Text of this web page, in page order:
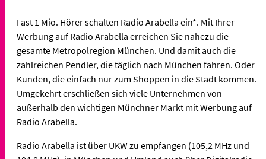
Fast 1 Mio. Hörer schalten Radio Arabella ein*. Mit Ihrer
Werbung auf Radio Arabella erreichen Sie nahezu die
gesamte Metropolregion München. Und damit auch die
zahlreichen Pendler, die täglich nach München fahren. Oder
Kunden, die einfach nur zum Shoppen in die Stadt kommen.
Umgekehrt erschließen sich viele Unternehmen von
außerhalb den wichtigen Münchner Markt mit Werbung auf
Radio Arabella.
Radio Arabella ist über UKW zu empfangen (105,2 MHz und